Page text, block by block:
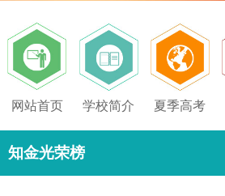
网站首页 学校简介 夏季高考
知金光荣榜